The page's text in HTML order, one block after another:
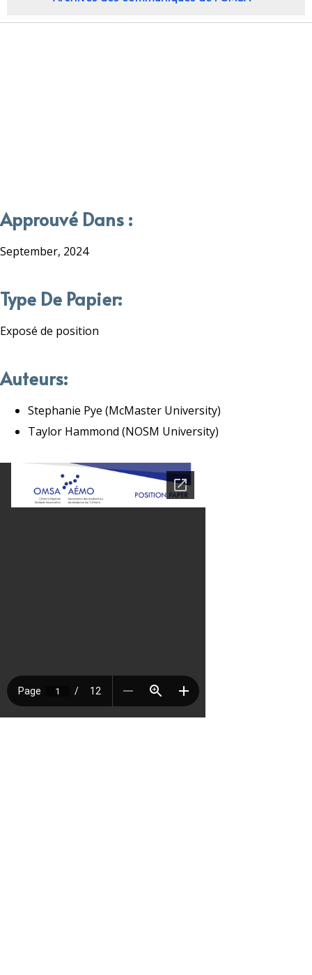
Approuvé Dans :
September, 2024
Type De Papier:
Exposé de position
Auteurs:
Stephanie Pye (McMaster University)
Taylor Hammond (NOSM University)